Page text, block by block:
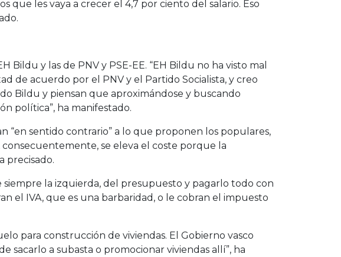
que les vaya a crecer el 4,7 por ciento del salario. Eso
y las de PNV y PSE-EE. “EH Bildu no ha visto mal
de acuerdo por el PNV y el Partido Socialista, y creo
Bildu y piensan que aproximándose y buscando
política”, ha manifestado.
“en sentido contrario” a lo que proponen los populares,
consecuentemente, se eleva el coste porque la
precisado.
siempre la izquierda, del presupuesto y pagarlo todo con
el IVA, que es una barbaridad, o le cobran el impuesto
para construcción de viviendas. El Gobierno vasco
sacarlo a subasta o promocionar viviendas allí”, ha